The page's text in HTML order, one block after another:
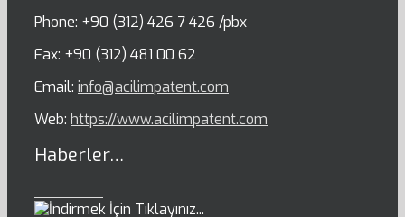
Phone: +90 (312) 426 7 426 /pbx
Fax: +90 (312) 481 00 62
Email: info@acilimpatent.com
Web: https://www.acilimpatent.com
Haberler…